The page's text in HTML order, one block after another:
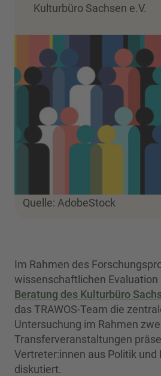
Kulturbüro Sachsen e.V.
Quelle: AdobeStock
Im Rahmen des
wissenschaftlichen Evaluation
Beratung des Kulturbüro
das TRAWOS-Team die
Untersuchung im Rahmen
Transferveranstaltungen
Vertreter:innen aus Politik und
diskutiert.